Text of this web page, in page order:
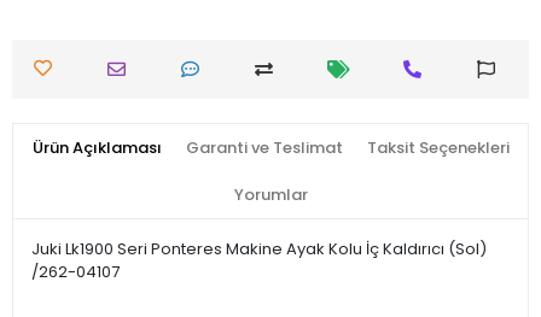
Ürün Açıklaması Garanti ve Teslimat Taksit Seçenekleri
Yorumlar
Juki Lk1900 Seri Ponteres Makine Ayak Kolu İç Kaldırıcı (Sol)
/262-04107